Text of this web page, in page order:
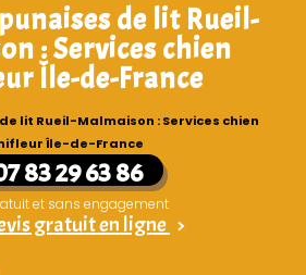
de lit Rueil-
: Services chien
Île-de-France
lit Rueil-Malmaison : Services chien
Île-de-France
83 29 63 86
et sans engagement
gratuit en ligne >